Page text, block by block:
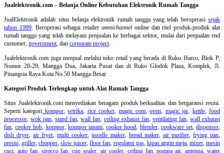
Jualelektronik.com – Belanja Online Kebutuhan Elektronik Rumah Tangga
JualElektronik adalah situs belanja elektronik rumah tanggayang telah beroperasisejak
tahun 1999. Beroperasi sebagai retaileromnichannel online dan ritel produk-produk alat
rumah tangga yang telah melayani penjualan ke berbagai sektor, mulai dari penjualan end
customer, government, dan corporate project.
Jualelektronik.com juga menjual melalui toko retail yang berada di Ruko Harco, Blok P,
Nomor 28-29, Mangga Dua, Jakarta Pusat dan di Ruko Glodok Plaza, Komplek, Jl.
Pinangsia Raya Kota No.50 Mangga Besar.
Kategori Produk Terlengkap untuk Alat Rumah Tangga
Situs Jualelektronik.com menyediakan beragam produk berkualitas dan bergaransi resmi.
Seperti kategori kompor,setrika, rice cooker, magic com,oven, magic jar, kettle,food
processor,wok pan,stand fan,wall fan, ceiling exhaust fan, ventilating fan, wall exhaust
fan,cooker hob, kompor, kompor tanam,cooker hood, blender, cookware set,dispenser,
dish dryer,air fryer,multi cooker,noodle maker, bread maker, air purifier, frying pan,
presto,griller,chopper,slow juicer,floor fan, regulator gas, kipas angin meja, mixer,mesin
cuci, auto fan, sirocco fan,cup sealer,air cooler, ceiling fan,pompa air,antenna,water